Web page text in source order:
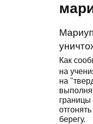
Как
на
на
границы
берегу.